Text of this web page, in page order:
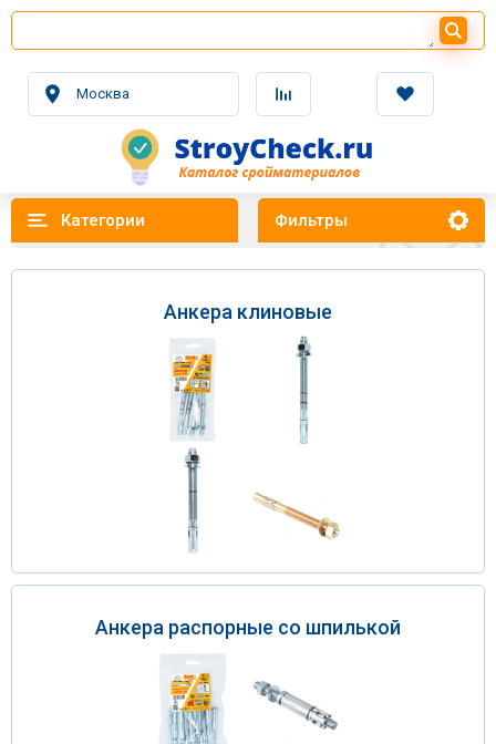
Москва
Фильтры
Категории
Анкера клиновые
Анкера распорные со шпилькой